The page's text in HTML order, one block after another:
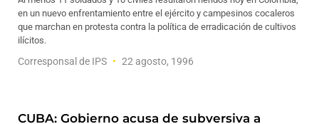
en un nuevo enfrentamiento entre el ejército y campesinos cocaleros
que marchan en protesta contra la política de erradicación de cultivos
ilícitos.
Corresponsal de IPS 22 agosto, 1996
CUBA: Gobierno acusa de subversiva a